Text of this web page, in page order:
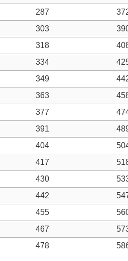
287
303
318
334
349
363
377
391
404
417
430
442
455
467
478